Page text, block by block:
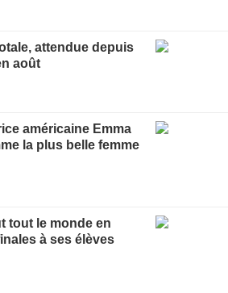
attendue depuis
août
américaine Emma
la plus belle femme
tout le monde en
à ses élèves